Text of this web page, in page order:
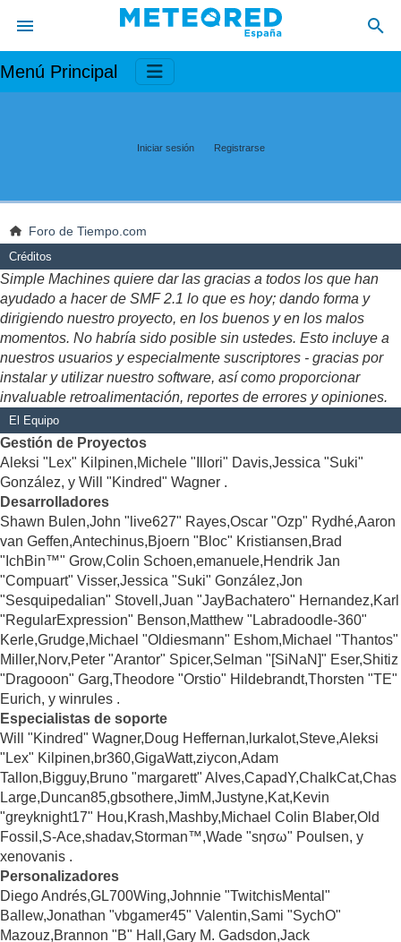
Menú Principal
Iniciar sesión Registrarse
Foro de Tiempo.com
Créditos
Simple Machines quiere dar las gracias a todos los que han
ayudado a hacer de SMF 2.1 lo que es hoy; dando forma y
dirigiendo nuestro proyecto, en los buenos y en los malos
momentos. No habría sido posible sin ustedes. Esto incluye a
nuestros usuarios y especialmente suscriptores - gracias por
instalar y utilizar nuestro software, así como proporcionar
invaluable retroalimentación, reportes de errores y opiniones.
El Equipo
Gestión de Proyectos
Aleksi "Lex" Kilpinen,Michele "Illori" Davis,Jessica "Suki"
González, y Will "Kindred" Wagner .
Desarrolladores
Shawn Bulen,John "live627" Rayes,Oscar "Ozp" Rydhé,Aaron
van Geffen,Antechinus,Bjoern "Bloc" Kristiansen,Brad
"IchBin™" Grow,Colin Schoen,emanuele,Hendrik Jan
"Compuart" Visser,Jessica "Suki" González,Jon
"Sesquipedalian" Stovell,Juan "JayBachatero" Hernandez,Karl
"RegularExpression" Benson,Matthew "Labradoodle-360"
Kerle,Grudge,Michael "Oldiesmann" Eshom,Michael "Thantos"
Miller,Norv,Peter "Arantor" Spicer,Selman "[SiNaN]" Eser,Shitiz
"Dragooon" Garg,Theodore "Orstio" Hildebrandt,Thorsten "TE"
Eurich, y winrules .
Especialistas de soporte
Will "Kindred" Wagner,Doug Heffernan,lurkalot,Steve,Aleksi
"Lex" Kilpinen,br360,GigaWatt,ziycon,Adam
Tallon,Bigguy,Bruno "margarett" Alves,CapadY,ChalkCat,Chas
Large,Duncan85,gbsothere,JimM,Justyne,Kat,Kevin
"greyknight17" Hou,Krash,Mashby,Michael Colin Blaber,Old
Fossil,S-Ace,shadav,Storman™,Wade "sησω" Poulsen, y
xenovanis .
Personalizadores
Diego Andrés,GL700Wing,Johnnie "TwitchisMental"
Ballew,Jonathan "vbgamer45" Valentin,Sami "SychO"
Mazouz,Brannon "B" Hall,Gary M. Gadsdon,Jack